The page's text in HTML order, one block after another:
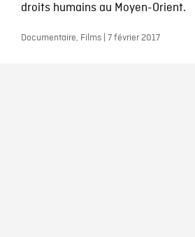
droits humains au Moyen-Orient.
Documentaire, Films | 7 février 2017